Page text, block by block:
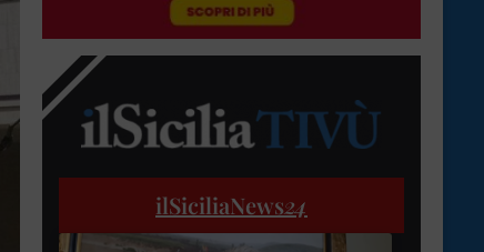
ilSiciliaNews24